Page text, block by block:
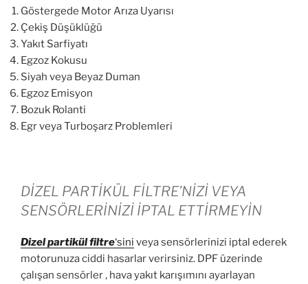
Göstergede Motor Arıza Uyarısı
Çekiş Düşüklüğü
Yakıt Sarfiyatı
Egzoz Kokusu
Siyah veya Beyaz Duman
Egzoz Emisyon
Bozuk Rolanti
Egr veya Turboşarz Problemleri
DİZEL PARTİKÜL FİLTRE’NİZİ VEYA
SENSÖRLERİNİZİ İPTAL ETTİRMEYİN
Dizel partikülfiltre‘sini veya sensörlerinizi iptal ederek
motorunuza ciddi hasarlar verirsiniz. DPF üzerinde
çalışan sensörler , hava yakıt karışımını ayarlayan